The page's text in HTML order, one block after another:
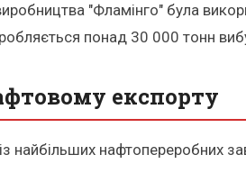
"Фламінго" була
понад 30 000 тонн
експорту
найбільших нафтопереробних